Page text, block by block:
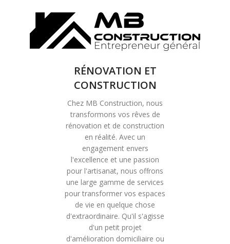
SOLUTIONS DE
RÉNOVATION
COMPLÈTE
RÉNOVATION ET
CONSTRUCTION
Chez MB Construction, nous
transformons vos rêves de
rénovation et de construction
en réalité. Avec un
engagement envers
l'excellence et une passion
pour l'artisanat, nous offrons
une large gamme de services
pour transformer vos espaces
de vie en quelque chose
d'extraordinaire. Qu'il s'agisse
d'un petit projet
d'amélioration domiciliaire ou